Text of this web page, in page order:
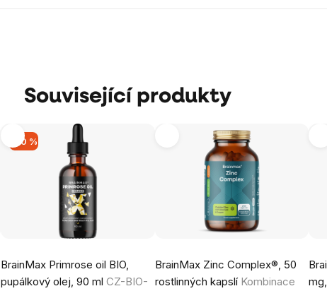
Související produkty
-20 %
BrainMax Primrose oil BIO,
pupálkový olej, 90 mlCZ-BIO-
BrainMax Zinc Complex®, 50
rostlinných kapslí Kombinace